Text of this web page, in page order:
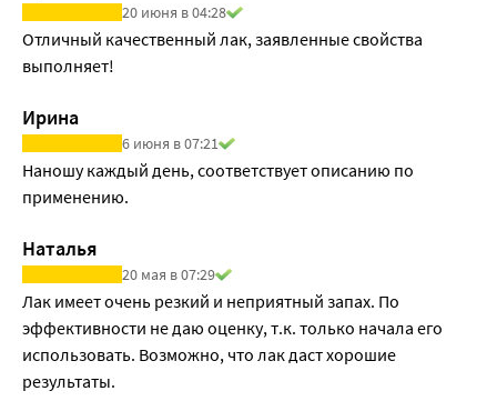
20 июня в 04:28
Отличный качественный лак, заявленные свойства
выполняет!
Ирина
6 июня в 07:21
Наношу каждый день, соответствует описанию по
применению.
Наталья
20 мая в 07:29
Лак имеет очень резкий и неприятный запах. По
эффективности не даю оценку, т.к. только начала его
использовать. Возможно, что лак даст хорошие
результаты.